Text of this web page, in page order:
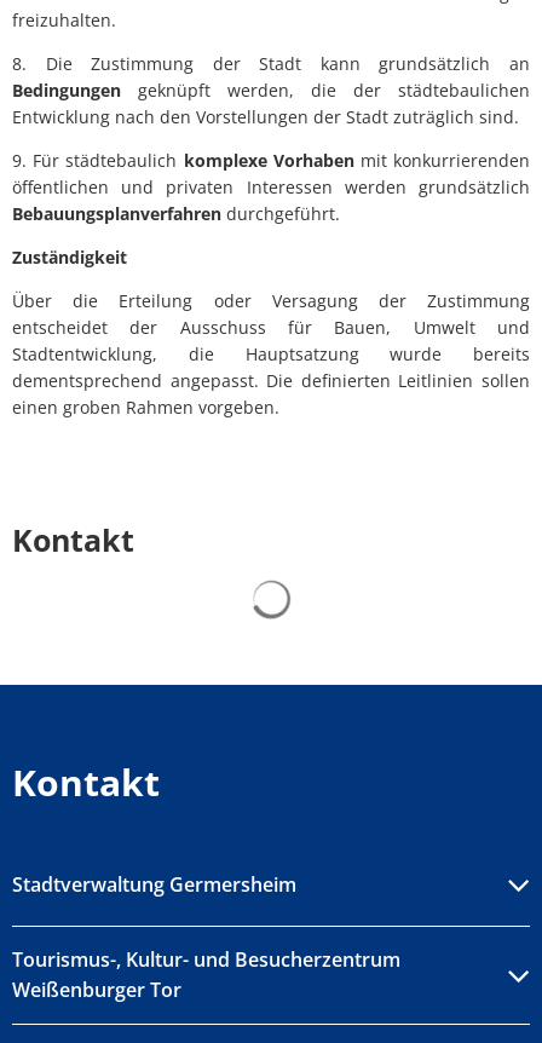
freizuhalten.
8. Die Zustimmung der Stadt kann grundsätzlich an
Bedingungen geknüpft werden, die der städtebaulichen
Entwicklung nach den Vorstellungen der Stadt zuträglich sind.
9. Für städtebaulich komplexe Vorhabenmit konkurrierenden
öffentlichen und privaten Interessen werden grundsätzlich
Bebauungsplanverfahren durchgeführt.
Zuständigkeit
Über die Erteilung oder Versagung der Zustimmung
entscheidet der Ausschuss für Bauen, Umwelt und
Stadtentwicklung, die Hauptsatzung wurde bereits
dementsprechend angepasst. Die definierten Leitlinien sollen
einen groben Rahmen vorgeben.
Kontakt
Kontakt
Stadtverwaltung Germersheim
Tourismus-, Kultur- und Besucherzentrum
Weißenburger Tor